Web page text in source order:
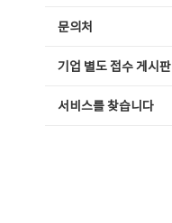
문의처
기업 별도 접수 게시판
서비스를 찾습니다